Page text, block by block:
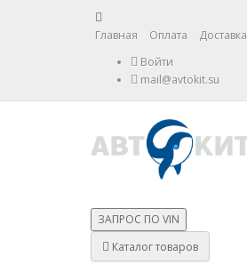
Главная Оплата Доставка
Войти
mail@avtokit.su
ЗАПРОС ПО VIN
Каталог товаров